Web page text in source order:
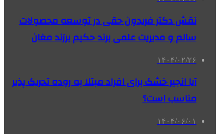
نقش دکتر فریدون حقی در توسعه محصولات
سالم و مدیریت علمی برند حکیم برزند مغان
۱۴۰۴/۰۲/۲۶
آیا انجیر خشک برای افراد مبتلا به روده تحریک پذیر
مناسب است؟
۱۴۰۴/۰۶/۰۱